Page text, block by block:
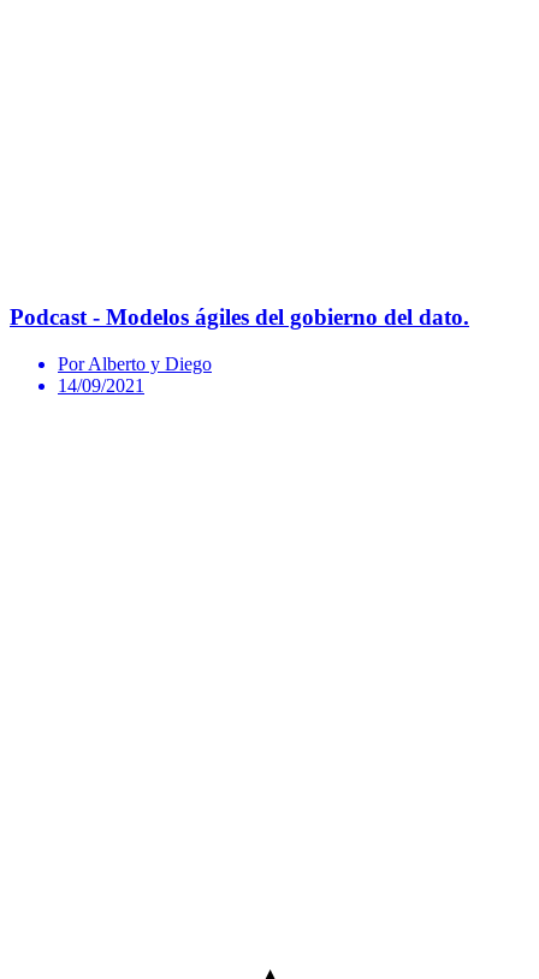
Podcast - Modelos ágiles del gobierno del dato.
Por Alberto y Diego
14/09/2021